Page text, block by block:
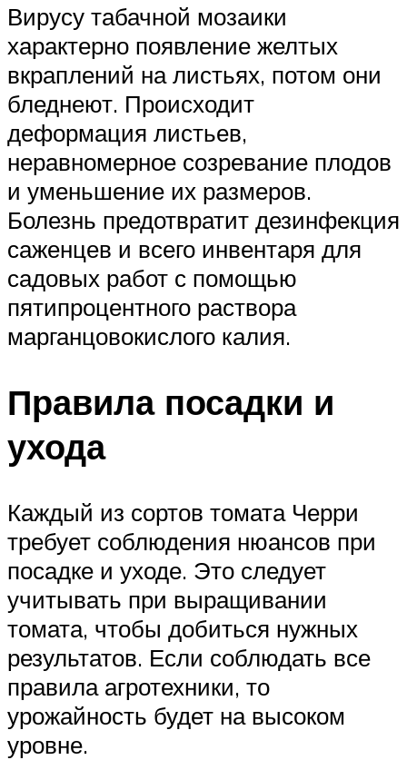
Вирусу табачной мозаики
характерно появление желтых
вкраплений на листьях, потом они
бледнеют. Происходит
деформация листьев,
неравномерное созревание плодов
и уменьшение их размеров.
Болезнь предотвратит дезинфекция
саженцев и всего инвентаря для
садовых работ с помощью
пятипроцентного раствора
марганцовокислого калия.
Правила посадки и
ухода
Каждый из сортов томата Черри
требует соблюдения нюансов при
посадке и уходе. Это следует
учитывать при выращивании
томата, чтобы добиться нужных
результатов. Если соблюдать все
правила агротехники, то
урожайность будет на высоком
уровне.